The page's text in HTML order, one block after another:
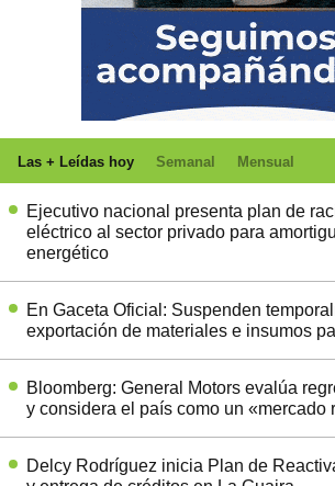
Las + Leídas hoy Semanal Mensual
Ejecutivo nacional presenta plan de
eléctrico al sector privado para
energético
En Gaceta Oficial: Suspenden
exportación de materiales e insumos
Bloomberg: General Motors evalúa
y considera el país como un «mercado
Delcy Rodríguez inicia Plan de